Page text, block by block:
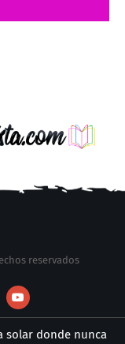
reservados
solar donde nunca